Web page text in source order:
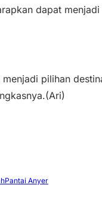
dapat
pilihan
Pantai Anyer